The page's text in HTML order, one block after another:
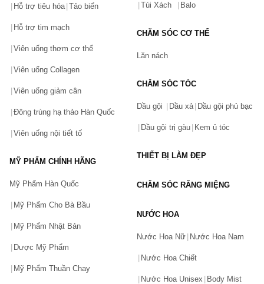
Hỗ trợ tiêu hóa Tảo biển
Hỗ trợ tim mạch
Viên uống thơm cơ thể
Viên uống Collagen
Viên uống giảm cân
Đông trùng hạ thảo Hàn Quốc
Viên uống nội tiết tố
MỸ PHẨM CHÍNH HÃNG
Mỹ Phẩm Hàn Quốc
Mỹ Phẩm Cho Bà Bầu
Mỹ Phẩm Nhật Bản
Dược Mỹ Phẩm
Mỹ Phẩm Thuần Chay
Túi Xách Balo
CHĂM SÓC CƠ THỂ
Lăn nách
CHĂM SÓC TÓC
Dầu gội Dầu xả Dầu gội phủ bạc
Dầu gội trị gàu Kem ủ tóc
THIẾT BỊ LÀM ĐẸP
CHĂM SÓC RĂNG MIỆNG
NƯỚC HOA
Nước Hoa Nữ Nước Hoa Nam
Nước Hoa Chiết
Nước Hoa Unisex Body Mist